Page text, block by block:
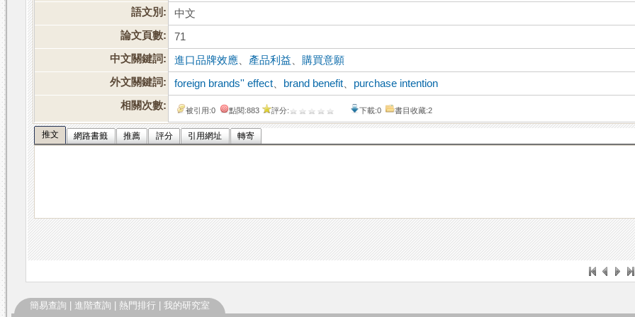
語文別:
中文
論文頁數:
71
中文關鍵詞:
進口品牌效應 產品利益
購買意願
外文關鍵詞:
foreign brands'' effect brand benefit
purchase intention
相關次數:
被引用:0 點閱:883 評分: 下載:0 書目收藏:2
推文 網路書籤 推薦 評分 引用網址 轉寄
簡易查詢 進階查詢 熱門排行 我的研究室